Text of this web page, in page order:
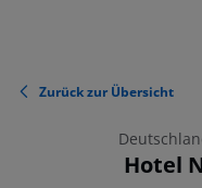
Zurück zur Übersicht
Hotel